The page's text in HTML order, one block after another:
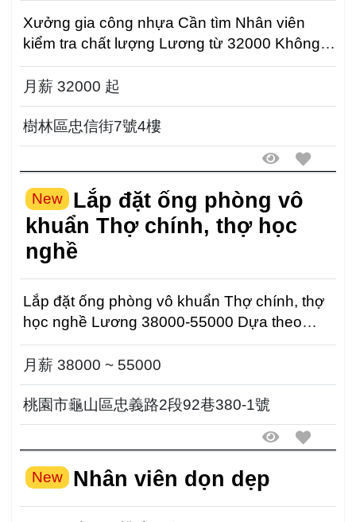
Xưởng gia công nhựa Cần tìm Nhân viên
kiểm tra chất lượng Lương từ 32000 Không
yêu cầu kinh ...
月薪 32000 起
樹林區忠信街7號4樓
New
Lắp đặt ống phòng vô
khuẩn Thợ chính, thợ học
nghề
Lắp đặt ống phòng vô khuẩn Thợ chính, thợ
học nghề Lương 38000-55000 Dựa theo
năng lực điều chỉn...
月薪 38000 ~ 55000
桃園市龜山區忠義路2段92巷380-1號
New Nhân viên dọn dẹp